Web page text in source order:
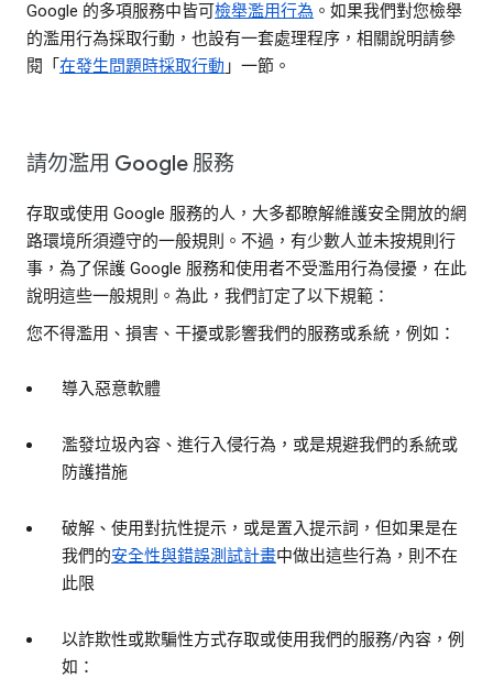
Google 的多項服務中皆可檢舉濫用行為 。如果我們對您檢舉
的濫用行為採取行動，也設有一套處理程序，相關說明請參
閱「 在發生問題時採取行動 」一節。
請勿濫用 Google 服務
存取或使用 Google 服務的人，大多都瞭解維護安全開放的網
路環境所須遵守的一般規則。不過，有少數人並未按規則行
事，為了保護 Google 服務和使用者不受濫用行為侵擾，在此
說明這些一般規則。為此，我們訂定了以下規範：
您不得濫用、損害、干擾或影響我們的服務或系統，例如：
導入惡意軟體
濫發垃圾內容、進行入侵行為，或是規避我們的系統或
防護措施
破解、使用對抗性提示，或是置入提示詞，但如果是在
我們的安全性與錯誤測試計畫中做出這些行為，則不在
此限
以詐欺性或欺騙性方式存取或使用我們的服務/內容，例
如：